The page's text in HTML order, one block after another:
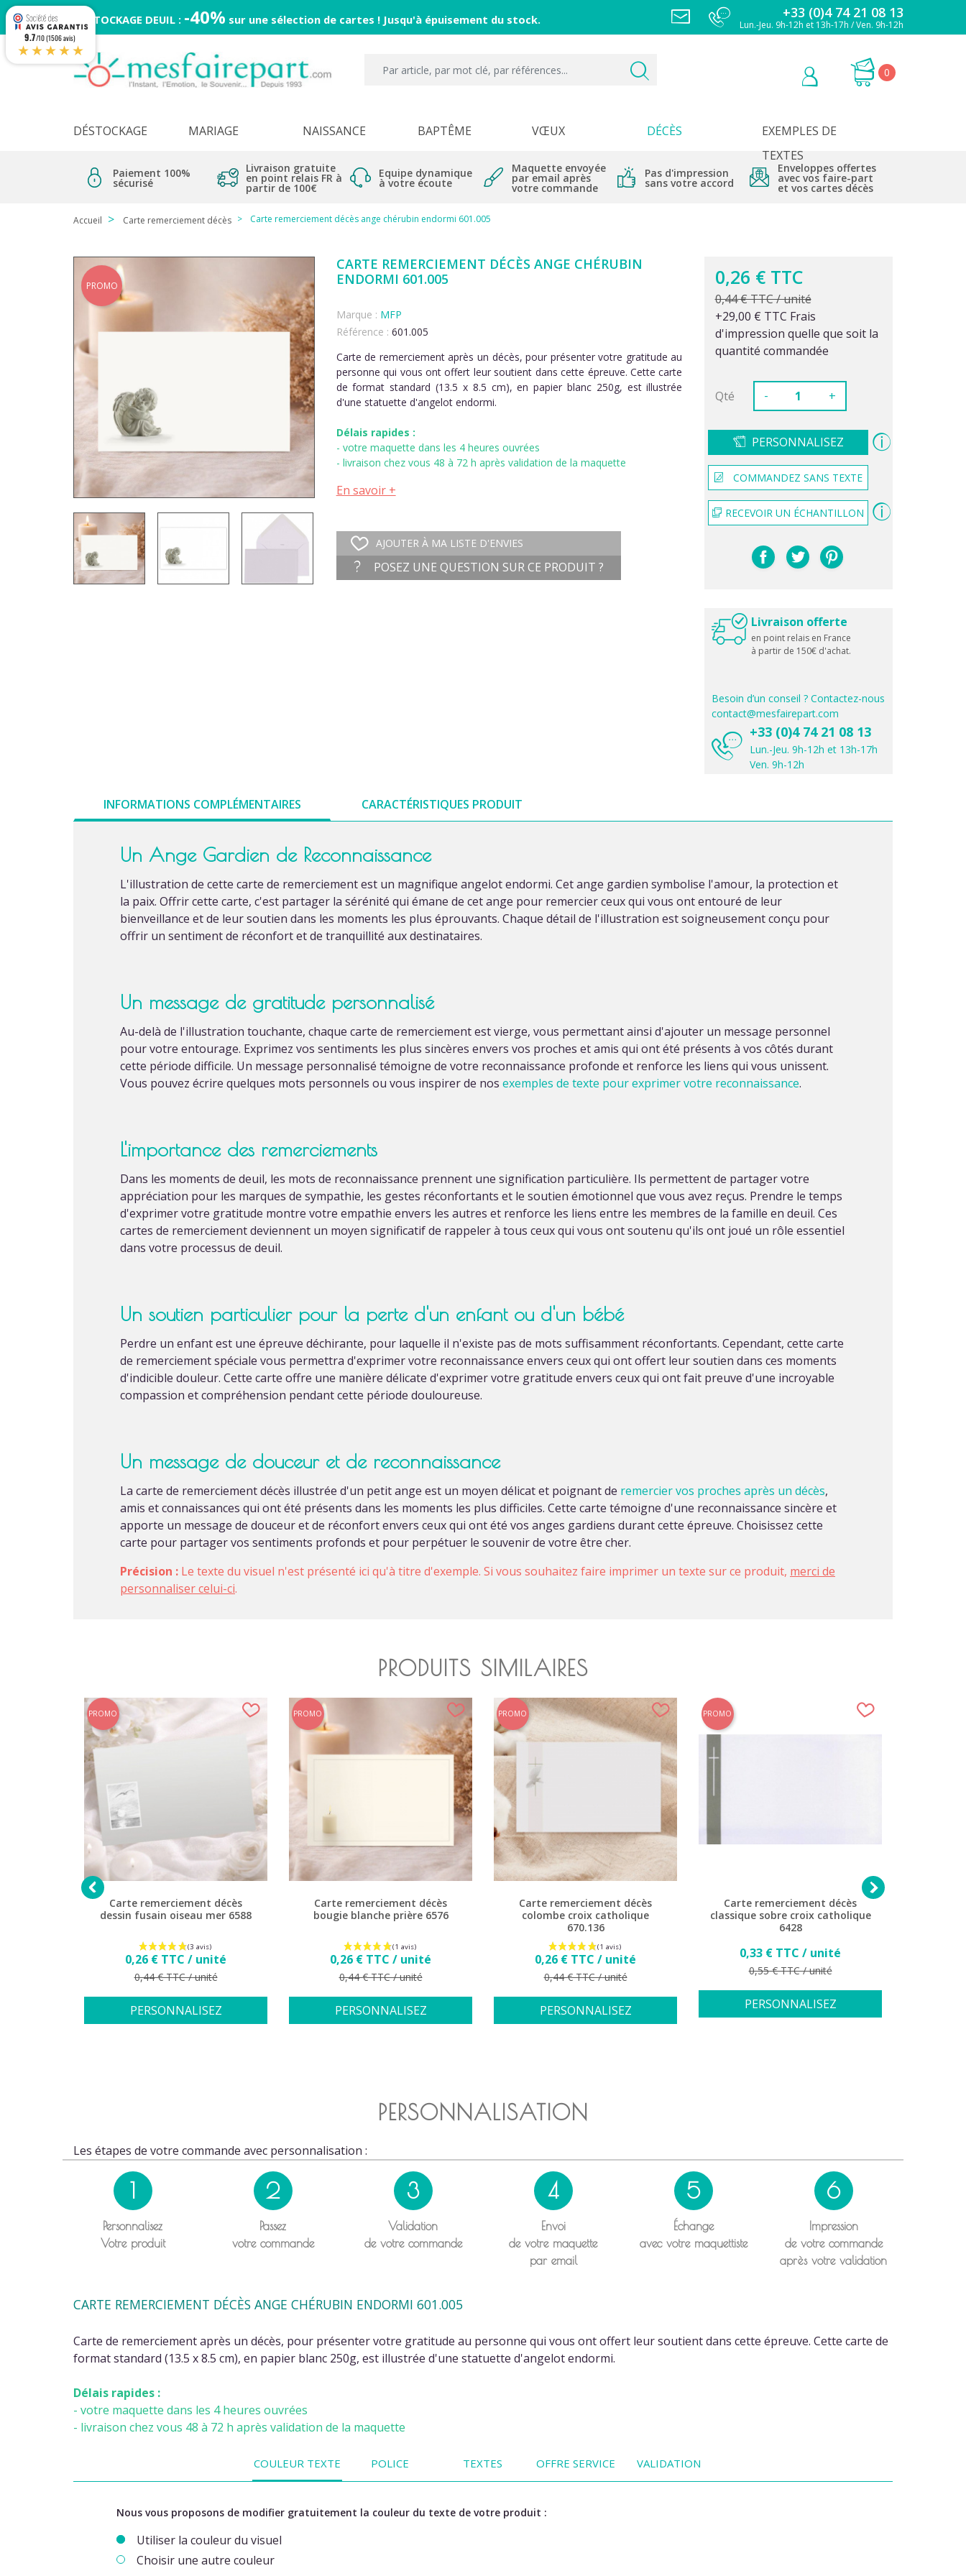
DESTOCKAGE DEUIL : -40% sur une sélection de cartes ! Jusqu'à épuisement du stock. +33 (0)4 74 21 08 13
Lun.-Jeu. 9h-12h et 13h-17h / Ven. 9h-12h
0
DÉSTOCKAGE MARIAGE NAISSANCE BAPTÊME VŒUX DÉCÈS
EXEMPLES DE
TEXTES
Paiement 100%
sécurisé
Livraison gratuite
en point relais FR à
partir de 100€
Equipe dynamique
à votre écoute
Maquette envoyée
par email après
votre commande
Pas d'impression
sans votre accord
Enveloppes offertes
avec vos faire-part
et vos cartes décès
Accueil Carte remerciement décès Carte remerciement décès ange chérubin endormi 601.005
PROMO
CARTE REMERCIEMENT DÉCÈS ANGE CHÉRUBIN
ENDORMI 601.005
Marque : MFP
Référence : 601.005
Carte de remerciement après un décès, pour présenter votre gratitude au
personne qui vous ont offert leur soutient dans cette épreuve. Cette carte
de format standard (13.5 x 8.5 cm), en papier blanc 250g, est illustrée
d'une statuette d'angelot endormi.
Délais rapides :
- votre maquette dans les 4 heures ouvrées
- livraison chez vous 48 à 72 h après validation de la maquette
En savoir +
AJOUTER À MA LISTE D'ENVIES
POSEZ UNE QUESTION SUR CE PRODUIT ?
0,26 € TTC
0,44 € TTC / unité
+29,00 € TTC Frais
d'impression quelle que soit la
quantité commandée
Qté - +
PERSONNALISEZ
COMMANDEZ SANS TEXTE
RECEVOIR UN ÉCHANTILLON
Livraison offerte
en point relais en France
à partir de 150€ d'achat.
Besoin d’un conseil ? Contactez-nous
contact@mesfairepart.com
+33 (0)4 74 21 08 13
Lun.-Jeu. 9h-12h et 13h-17h
Ven. 9h-12h
INFORMATIONS COMPLÉMENTAIRES CARACTÉRISTIQUES PRODUIT
Un Ange Gardien de Reconnaissance
L'illustration de cette carte de remerciement est un magnifique angelot endormi. Cet ange gardien symbolise l'amour, la protection et
la paix. Offrir cette carte, c'est partager la sérénité qui émane de cet ange pour remercier ceux qui vous ont entouré de leur
bienveillance et de leur soutien dans les moments les plus éprouvants. Chaque détail de l'illustration est soigneusement conçu pour
offrir un sentiment de réconfort et de tranquillité aux destinataires.
Un message de gratitude personnalisé
Au-delà de l'illustration touchante, chaque carte de remerciement est vierge, vous permettant ainsi d'ajouter un message personnel
pour votre entourage. Exprimez vos sentiments les plus sincères envers vos proches et amis qui ont été présents à vos côtés durant
cette période difficile. Un message personnalisé témoigne de votre reconnaissance profonde et renforce les liens qui vous unissent.
Vous pouvez écrire quelques mots personnels ou vous inspirer de nos exemples de texte pour exprimer votre reconnaissance.
L'importance des remerciements
Dans les moments de deuil, les mots de reconnaissance prennent une signification particulière. Ils permettent de partager votre
appréciation pour les marques de sympathie, les gestes réconfortants et le soutien émotionnel que vous avez reçus. Prendre le temps
d'exprimer votre gratitude montre votre empathie envers les autres et renforce les liens entre les membres de la famille en deuil. Ces
cartes de remerciement deviennent un moyen significatif de rappeler à tous ceux qui vous ont soutenu qu'ils ont joué un rôle essentiel
dans votre processus de deuil.
Un soutien particulier pour la perte d'un enfant ou d'un bébé
Perdre un enfant est une épreuve déchirante, pour laquelle il n'existe pas de mots suffisamment réconfortants. Cependant, cette carte
de remerciement spéciale vous permettra d'exprimer votre reconnaissance envers ceux qui ont offert leur soutien dans ces moments
d'indicible douleur. Cette carte offre une manière délicate d'exprimer votre gratitude envers ceux qui ont fait preuve d'une incroyable
compassion et compréhension pendant cette période douloureuse.
Un message de douceur et de reconnaissance
La carte de remerciement décès illustrée d'un petit ange est un moyen délicat et poignant de remercier vos proches après un décès,
amis et connaissances qui ont été présents dans les moments les plus difficiles. Cette carte témoigne d'une reconnaissance sincère et
apporte un message de douceur et de réconfort envers ceux qui ont été vos anges gardiens durant cette épreuve. Choisissez cette
carte pour partager vos sentiments profonds et pour perpétuer le souvenir de votre être cher.
Précision : Le texte du visuel n'est présenté ici qu'à titre d'exemple. Si vous souhaitez faire imprimer un texte sur ce produit, merci de
personnaliser celui-ci.
PRODUITS SIMILAIRES

Carte remerciement décès
dessin fusain oiseau mer 6588
Prix
0,26 € TTC / unité
Prix de base
0,44 € TTC / unité
PERSONNALISEZ
PROMO
Carte remerciement décès
bougie blanche prière 6576
Prix
0,26 € TTC / unité
Prix de base
0,44 € TTC / unité
PERSONNALISEZ
PROMO
Carte remerciement décès
colombe croix catholique
670.136
Prix
0,26 € TTC / unité
Prix de base
0,44 € TTC / unité
PERSONNALISEZ
PROMO
Carte remerciement décès
classique sobre croix catholique
6428
Prix
0,33 € TTC / unité
Prix de base
0,55 € TTC / unité
PERSONNALISEZ
PROMO

PERSONNALISATION
Les étapes de votre commande avec personnalisation :
1
Personnalisez
Votre produit
2
Passez
votre commande
3
Validation
de votre commande
4
Envoi
de votre maquette
par email
5
Échange
avec votre maquettiste
6
Impression
de votre commande
après votre validation
CARTE REMERCIEMENT DÉCÈS ANGE CHÉRUBIN ENDORMI 601.005
Carte de remerciement après un décès, pour présenter votre gratitude au personne qui vous ont offert leur soutient dans cette épreuve. Cette carte de
format standard (13.5 x 8.5 cm), en papier blanc 250g, est illustrée d'une statuette d'angelot endormi.
Délais rapides :
- votre maquette dans les 4 heures ouvrées
- livraison chez vous 48 à 72 h après validation de la maquette
COULEUR TEXTE POLICE TEXTES OFFRE SERVICE VALIDATION
Nous vous proposons de modifier gratuitement la couleur du texte de votre produit :
Utiliser la couleur du visuel
Choisir une autre couleur
9.7/10 (1506 avis)
★★★★★